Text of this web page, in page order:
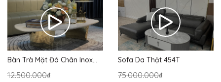
Bàn Trà Mặt Đá Chân Inox
12.500.000₫
Sofa Da Thật 454T
75.000.000₫